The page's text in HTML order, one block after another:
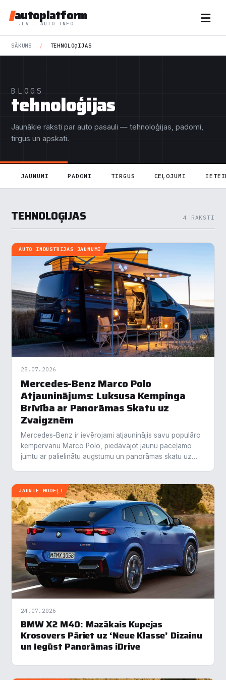
autoplatform
.LV — AUTO INFO
SĀKUMS / TEHNOLOĢIJAS
BLOGS
tehnoloģijas
Jaunākie raksti par auto pasauli — tehnoloģijas, padomi,
tirgus un apskati.
JAUNUMI PADOMI TIRGUS CEĻOJUMI
TEHNOLOĢIJAS 4 RAKSTI
AUTO INDUSTRIJAS JAUNUMI
28.07.2026
Mercedes-Benz Marco Polo
Atjauninājums: Luksusa Kempinga
Brīvība ar Panorāmas Skatu uz
Zvaigznēm
Mercedes-Benz ir ievērojami atjauninājis savu populāro
kempervanu Marco Polo, piedāvājot jaunu paceļamo
jumtu ar palielinātu augstumu un panorāmas skatu uz
JAUNIE MODEĻI
24.07.2026
BMW X2 M40: Mazākais Kupejas
Krosovers Pāriet uz ‘Neue Klasse’ Dizainu
un Iegūst Panorāmas iDrive